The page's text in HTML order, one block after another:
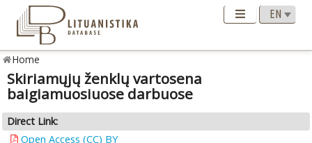
Home
Skiriamųjų ženklų vartosena
baigiamuosiuose darbuose
Direct Link:
Open Access (CC) BY